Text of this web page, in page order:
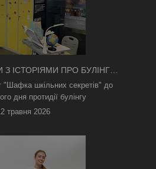
З ІСТОРІЯМИ ПРО БУЛІНГ
В КИЄВІ
"Шафка шкільних секретів" до
дня протидії булінгу
травня 2026